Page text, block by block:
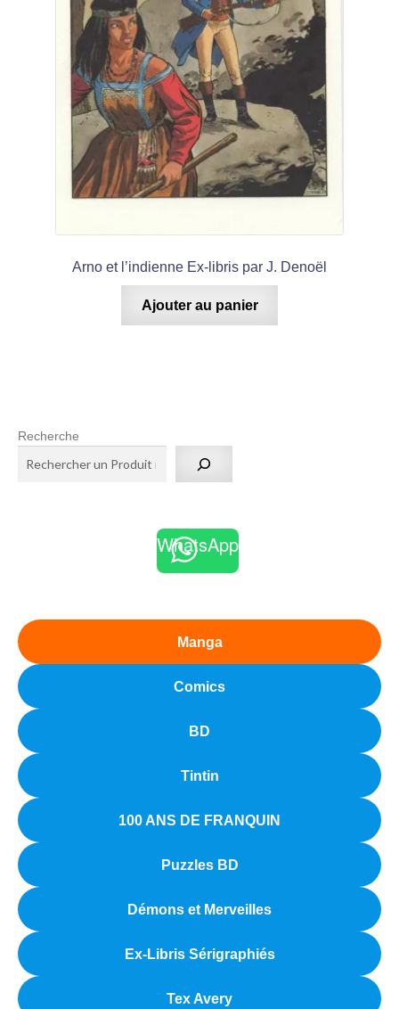
Arno et l’indienne Ex-libris par J. Denoël
Ajouter au panier
Recherche
WhatsApp
Manga
Comics
BD
Tintin
100 ANS DE FRANQUIN
Puzzles BD
Démons et Merveilles
Ex-Libris Sérigraphiés
Tex Avery